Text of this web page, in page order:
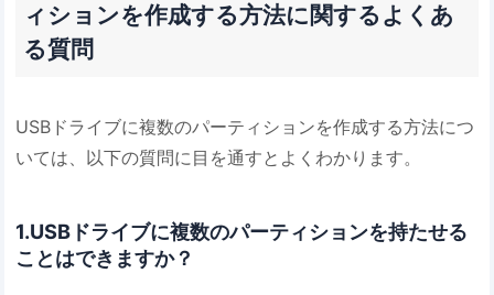
ィションを作成する方法に関するよくあ
る質問
USBドライブに複数のパーティションを作成する方法につ
いては、以下の質問に目を通すとよくわかります。
1.USBドライブに複数のパーティションを持たせる
ことはできますか？